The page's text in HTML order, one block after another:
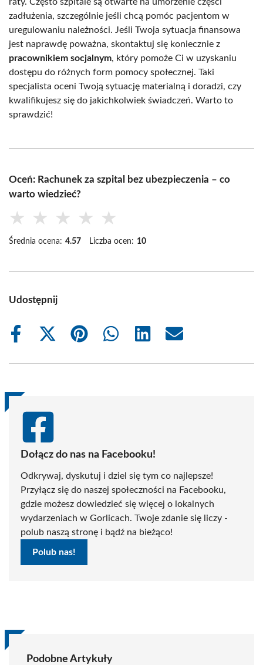
zadłużenia, szczególnie jeśli chcą pomóc pacjentom w
uregulowaniu należności. Jeśli Twoja sytuacja finansowa
jest naprawdę poważna, skontaktuj się koniecznie z
pracownikiem socjalnym, który pomoże Ci w uzyskaniu
dostępu do różnych form pomocy społecznej. Taki
specjalista oceni Twoją sytuację materialną i doradzi, czy
kwalifikujesz się do jakichkolwiek świadczeń. Warto to
sprawdzić!
Oceń: Rachunek za szpital bez ubezpieczenia – co
warto wiedzieć?
★ ★ ★ ★ ★
Średnia ocena: 4.57 Liczba ocen: 10
Udostępnij
Share
Share
(Twitter)
Share
Share
Share
Share
Dołącz do nas na Facebooku!
Odkrywaj, dyskutuj i dziel się tym co najlepsze!
Przyłącz się do naszej społeczności na Facebooku,
gdzie możesz dowiedzieć się więcej o lokalnych
wydarzeniach w Gorlicach. Twoje zdanie się liczy -
polub naszą stronę i bądź na bieżąco!
Polub nas!
Podobne Artykuły